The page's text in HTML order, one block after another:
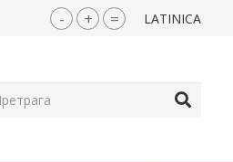
- + = LATINICA